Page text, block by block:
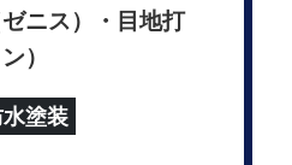
ニス）・目地打
）
塗装